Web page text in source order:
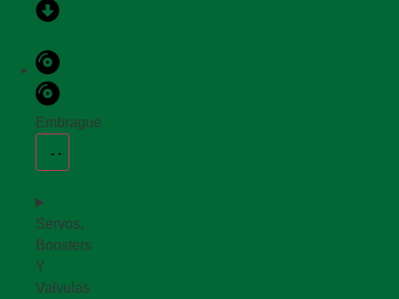
Embrague
Servos,
Boosters
Y
Valvulas